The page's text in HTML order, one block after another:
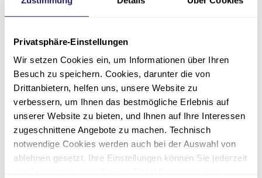
Privatsphäre-Einstellungen
Wir setzen Cookies ein, um Informationen über Ihren
Besuch zu speichern. Cookies, darunter die von
Drittanbietern, helfen uns, unsere Website zu
verbessern, um Ihnen das bestmögliche Erlebnis auf
unserer Website zu bieten, und Ihnen auf Ihre Interessen
zugeschnittene Angebote zu machen. Technisch
notwendige Cookies werden auch bei der Auswahl von
ablehnen gesetzt. Ihre Einstellungen können Sie jederzeit
„Ein Krankenhaus mitten
im Grünen“